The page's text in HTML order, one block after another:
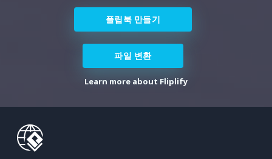
플립북 만들기
파일 변환
Learn more about Fliplify